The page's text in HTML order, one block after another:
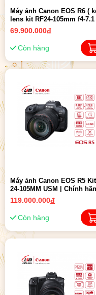
Máy ảnh Canon EOS R6 (
lens kit RF24-105mm f4-7.1
STM)
69.900.000đ
Còn hàng
Máy ảnh Canon EOS R5 Kit
24-105MM USM | Chính hãng
LBM
119.000.000đ
Còn hàng